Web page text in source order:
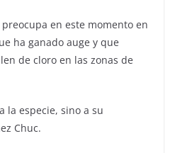
en este momento en
ha ganado auge y que
de cloro en las zonas de
la especie, sino a su
Chuc.